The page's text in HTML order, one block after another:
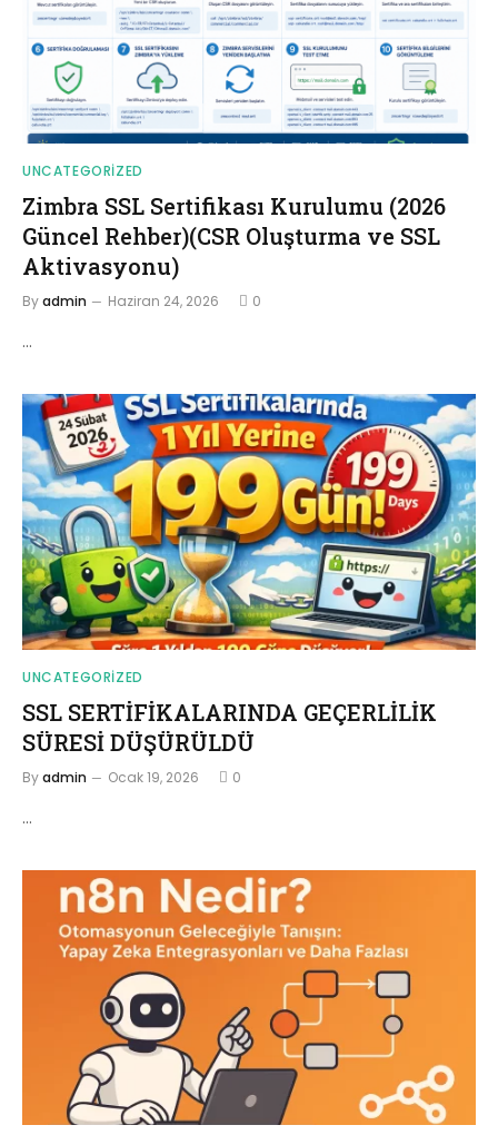
UNCATEGORIZED
Zimbra SSL Sertifikası Kurulumu (2026
Güncel Rehber)(CSR Oluşturma ve SSL
Aktivasyonu)
Byadmin Haziran 24, 2026 0
…
UNCATEGORIZED
SSL SERTİFİKALARINDA GEÇERLİLİK
SÜRESİ DÜŞÜRÜLDÜ
Byadmin Ocak 19, 2026 0
…